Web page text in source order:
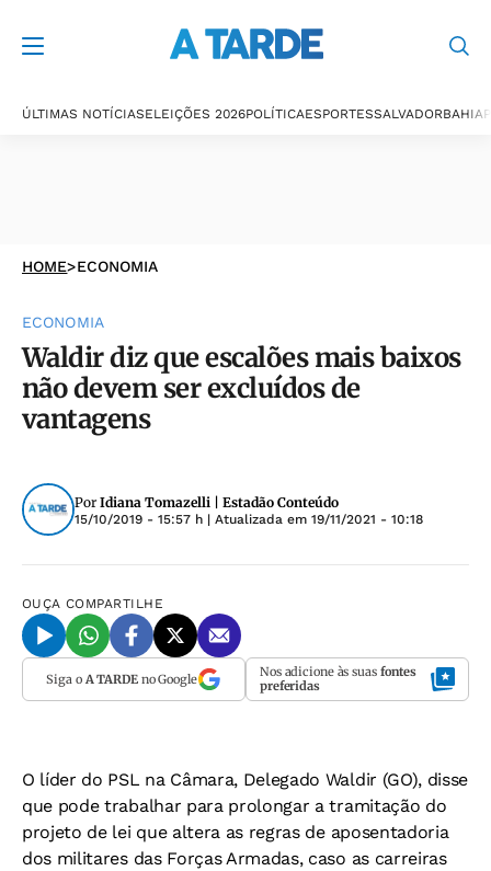
ÚLTIMAS NOTÍCIASELEIÇÕES 2026POLÍTICAESPORTESSALVADORBAHIA
HOME>ECONOMIA
ECONOMIA
Waldir diz que escalões mais baixos
não devem ser excluídos de
vantagens
Por Idiana Tomazelli | Estadão Conteúdo
15/10/2019 - 15:57 h | Atualizada em 19/11/2021 - 10:18
OUÇA COMPARTILHE
Siga o A TARDEno Google Nos adicione às suas fontes
preferidas
O líder do PSL na Câmara, Delegado Waldir (GO), disse
que pode trabalhar para prolongar a tramitação do
projeto de lei que altera as regras de aposentadoria
dos militares das Forças Armadas, caso as carreiras